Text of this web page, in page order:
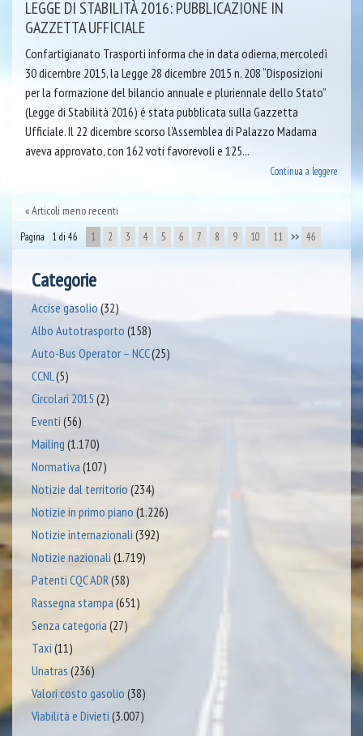
LEGGE DI STABILITÀ 2016: PUBBLICAZIONE IN
GAZZETTA UFFICIALE
Confartigianato Trasporti informa che in data odierna, mercoledì
30 dicembre 2015, la Legge 28 dicembre 2015 n. 208 “Disposizioni
per la formazione del bilancio annuale e pluriennale dello Stato”
(Legge di Stabilità 2016) é stata pubblicata sulla Gazzetta
Ufficiale. Il 22 dicembre scorso l’Assemblea di Palazzo Madama
aveva approvato, con 162 voti favorevoli e 125...
Continua a leggere
Articoli meno recenti
Pagina 1 di 46 1 2 3 4 5 6 7 8 9 10 11 >> 46
Categorie
Accise gasolio(32)
Albo Autotrasporto (158)
Auto-Bus Operator – NCC(25)
CCNL(5)
Circolari 2015 (2)
Eventi (56)
Mailing (1.170)
Normativa (107)
Notizie dal territorio (234)
Notizie in primo piano (1.226)
Notizie internazionali (392)
Notizie nazionali (1.719)
Patenti CQC ADR(58)
Rassegna stampa (651)
Senza categoria (27)
Taxi (11)
Unatras (236)
Valori costo gasolio (38)
Viabilità e Divieti (3.007)